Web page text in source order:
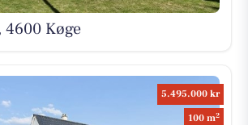
4600 Køge
5.495.000 kr
100 m2